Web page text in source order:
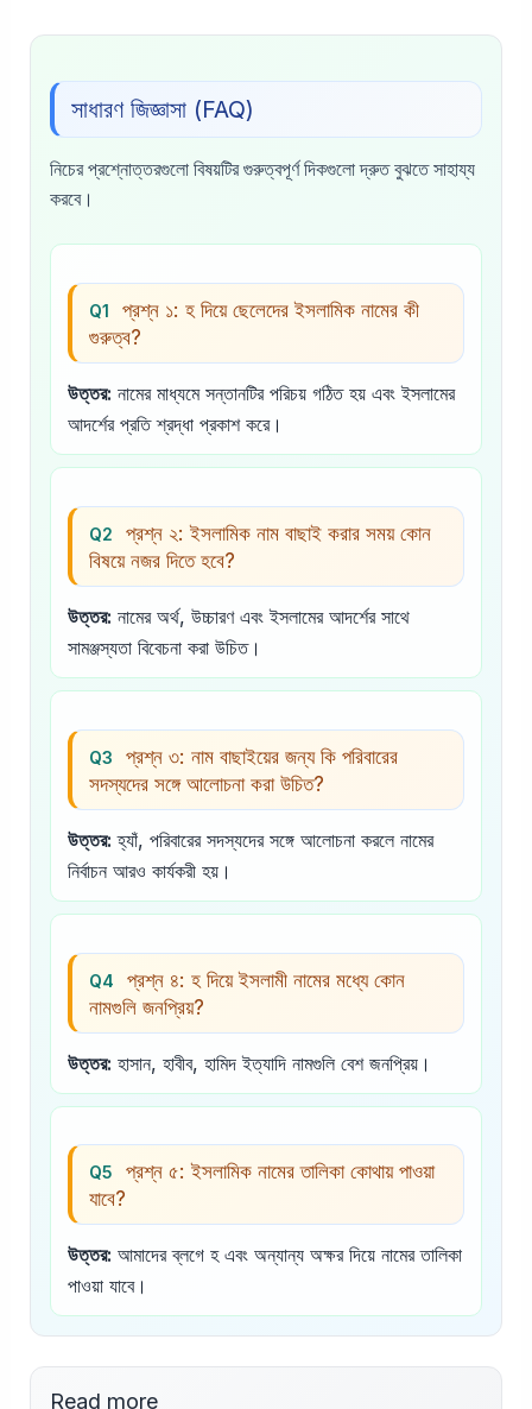
সাধারণ জিজ্ঞাসা (FAQ)
নিচের প্রশ্নোত্তরগুলো বিষয়টির গুরুত্বপূর্ণ দিকগুলো দ্রুত বুঝতে সাহায্য
করবে।
Q1
প্রশ্ন ১: হ দিয়ে ছেলেদের ইসলামিক নামের কী
গুরুত্ব?
উত্তর: নামের মাধ্যমে সন্তানটির পরিচয় গঠিত হয় এবং ইসলামের
আদর্শের প্রতি শ্রদ্ধা প্রকাশ করে।
Q2
প্রশ্ন ২: ইসলামিক নাম বাছাই করার সময় কোন
বিষয়ে নজর দিতে হবে?
উত্তর: নামের অর্থ, উচ্চারণ এবং ইসলামের আদর্শের সাথে
সামঞ্জস্যতা বিবেচনা করা উচিত।
Q3
প্রশ্ন ৩: নাম বাছাইয়ের জন্য কি পরিবারের
সদস্যদের সঙ্গে আলোচনা করা উচিত?
উত্তর: হ্যাঁ, পরিবারের সদস্যদের সঙ্গে আলোচনা করলে নামের
নির্বাচন আরও কার্যকরী হয়।
Q4
প্রশ্ন ৪: হ দিয়ে ইসলামী নামের মধ্যে কোন
নামগুলি জনপ্রিয়?
উত্তর: হাসান, হাবীব, হামিদ ইত্যাদি নামগুলি বেশ জনপ্রিয়।
Q5
প্রশ্ন ৫: ইসলামিক নামের তালিকা কোথায় পাওয়া
যাবে?
উত্তর: আমাদের ব্লগে হ এবং অন্যান্য অক্ষর দিয়ে নামের তালিকা
পাওয়া যাবে।
Read more